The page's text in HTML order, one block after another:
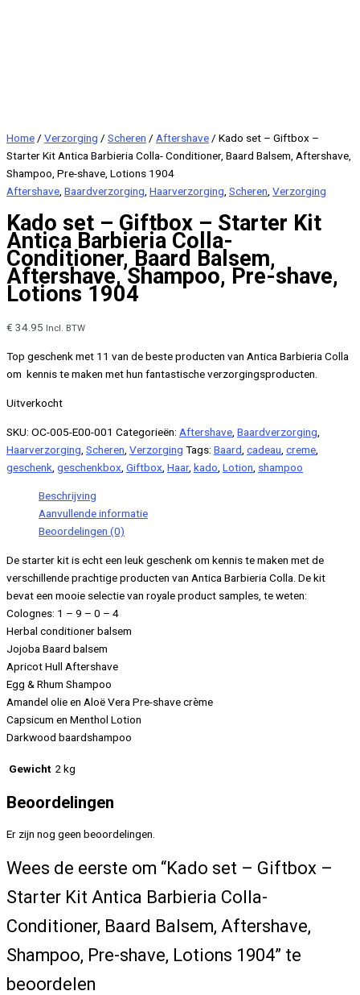
Home / Verzorging / Scheren / Aftershave / Kado set – Giftbox –
Starter Kit Antica Barbieria Colla- Conditioner, Baard Balsem, Aftershave,
Shampoo, Pre-shave, Lotions 1904
Aftershave Baardverzorging Haarverzorging Scheren Verzorging
Kado set – Giftbox – Starter Kit
Antica Barbieria Colla-
Conditioner, Baard Balsem,
Aftershave, Shampoo, Pre-shave,
Lotions 1904
€ 34.95 Incl. BTW
Top geschenk met 11 van de beste producten van Antica Barbieria Colla
om kennis te maken met hun fantastische verzorgingsproducten.
Uitverkocht
SKU: OC-005-E00-001 Categorieën: Aftershave Baardverzorging
Haarverzorging Scheren Verzorging Tags: Baard cadeau creme
geschenk geschenkbox Giftbox Haar, kado Lotion shampoo
Beschrijving
Aanvullende informatie
Beoordelingen (0)
De starter kit is echt een leuk geschenk om kennis te maken met de
verschillende prachtige producten van Antica Barbieria Colla. De kit
bevat een mooie selectie van royale product samples, te weten:
Colognes: 1 – 9 – 0 – 4
Herbal conditioner balsem
Jojoba Baard balsem
Apricot Hull Aftershave
Egg & Rhum Shampoo
Amandel olie en Aloë Vera Pre-shave crème
Capsicum en Menthol Lotion
Darkwood baardshampoo
Gewicht 2 kg
Beoordelingen
Er zijn nog geen beoordelingen.
Wees de eerste om “Kado set – Giftbox –
Starter Kit Antica Barbieria Colla-
Conditioner, Baard Balsem, Aftershave,
Shampoo, Pre-shave, Lotions 1904” te
beoordelen